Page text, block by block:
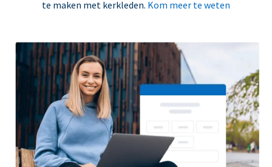
te maken met kerkleden. Kom meer te weten